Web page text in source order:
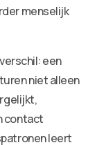
menselijk
een
niet alleen
contact
leert